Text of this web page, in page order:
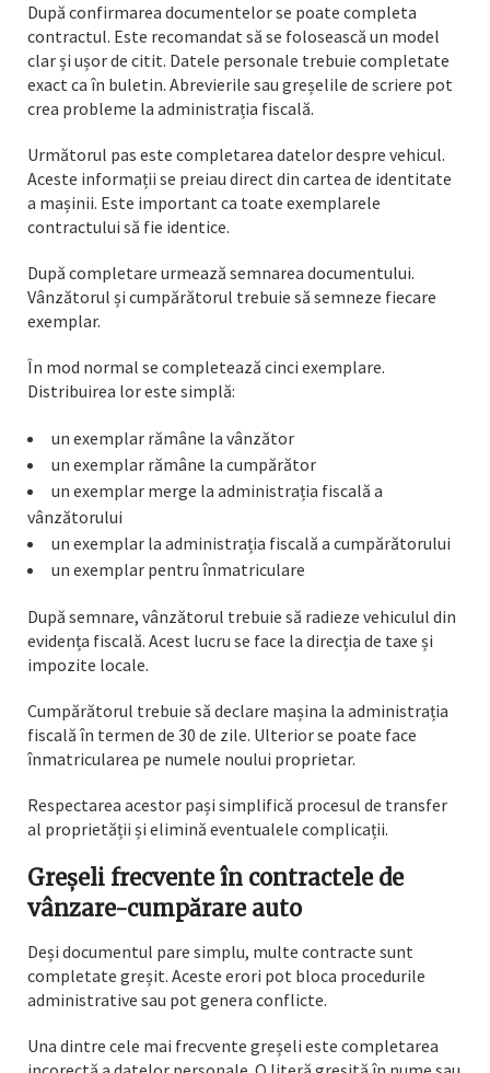
După confirmarea documentelor se poate completa
contractul. Este recomandat să se folosească un model
clar și ușor de citit. Datele personale trebuie completate
exact ca în buletin. Abrevierile sau greșelile de scriere pot
crea probleme la administrația fiscală.
Următorul pas este completarea datelor despre vehicul.
Aceste informații se preiau direct din cartea de identitate
a mașinii. Este important ca toate exemplarele
contractului să fie identice.
După completare urmează semnarea documentului.
Vânzătorul și cumpărătorul trebuie să semneze fiecare
exemplar.
În mod normal se completează cinci exemplare.
Distribuirea lor este simplă:
un exemplar rămâne la vânzător
un exemplar rămâne la cumpărător
un exemplar merge la administrația fiscală a
vânzătorului
un exemplar la administrația fiscală a cumpărătorului
un exemplar pentru înmatriculare
După semnare, vânzătorul trebuie să radieze vehiculul din
evidența fiscală. Acest lucru se face la direcția de taxe și
impozite locale.
Cumpărătorul trebuie să declare mașina la administrația
fiscală în termen de 30 de zile. Ulterior se poate face
înmatricularea pe numele noului proprietar.
Respectarea acestor pași simplifică procesul de transfer
al proprietății și elimină eventualele complicații.
Greșeli frecvente în contractele de
vânzare-cumpărare auto
Deși documentul pare simplu, multe contracte sunt
completate greșit. Aceste erori pot bloca procedurile
administrative sau pot genera conflicte.
Una dintre cele mai frecvente greșeli este completarea